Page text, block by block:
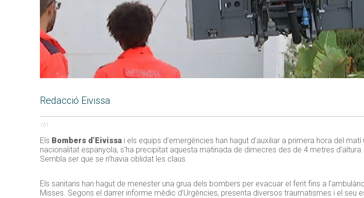
Redacció Eivissa
161
Els Bombers d’Eivissa i els equips d’emergències han hagut d’auxiliar a primera hora del
nacionalitat espanyola, s’ha precipitat aquesta matinada de dimecres des de 4 metres
Sembla ser que se n’havia oblidat les claus.
Els sanitaris han hagut de menester una grua dels bombers per evacuar el ferit fins a
Misses. Segons el darrer informe mèdic d’Urgències, presenta diversos traumatismes i el seu